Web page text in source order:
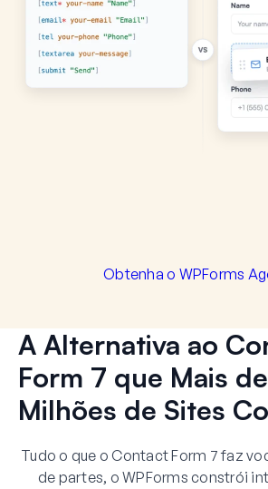
Obtenha o WPForms
A Alternativa ao
Form 7 que Mais
Milhões de Sites
Tudo o que o Contact Form 7 faz
de partes, o WPForms constrói